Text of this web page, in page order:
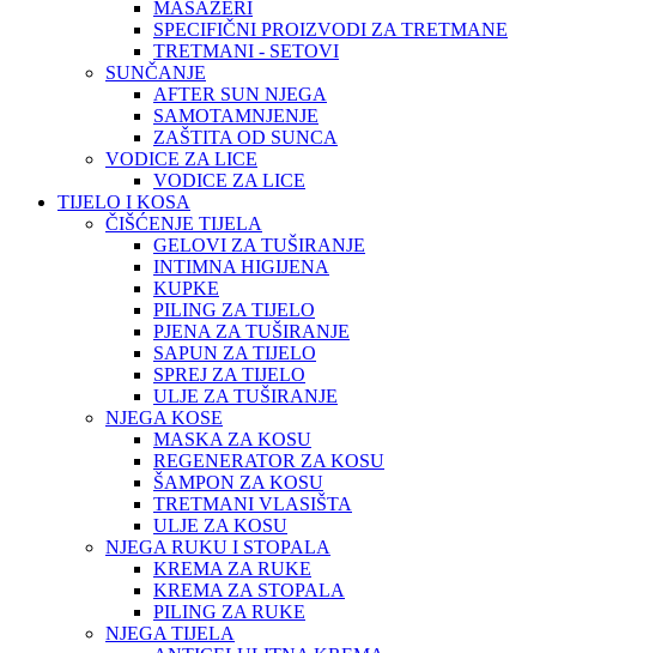
MASAŽERI
SPECIFIČNI PROIZVODI ZA TRETMANE
TRETMANI - SETOVI
SUNČANJE
AFTER SUN NJEGA
SAMOTAMNJENJE
ZAŠTITA OD SUNCA
VODICE ZA LICE
VODICE ZA LICE
TIJELO I KOSA
ČIŠĆENJE TIJELA
GELOVI ZA TUŠIRANJE
INTIMNA HIGIJENA
KUPKE
PILING ZA TIJELO
PJENA ZA TUŠIRANJE
SAPUN ZA TIJELO
SPREJ ZA TIJELO
ULJE ZA TUŠIRANJE
NJEGA KOSE
MASKA ZA KOSU
REGENERATOR ZA KOSU
ŠAMPON ZA KOSU
TRETMANI VLASIŠTA
ULJE ZA KOSU
NJEGA RUKU I STOPALA
KREMA ZA RUKE
KREMA ZA STOPALA
PILING ZA RUKE
NJEGA TIJELA